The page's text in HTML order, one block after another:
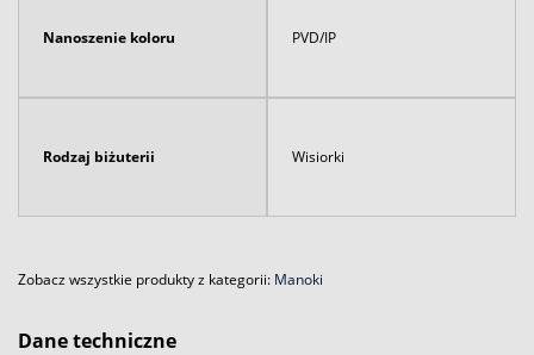
Nanoszenie koloru PVD/IP
Rodzaj biżuterii Wisiorki
Zobacz wszystkie produkty z kategorii: Manoki
Dane techniczne